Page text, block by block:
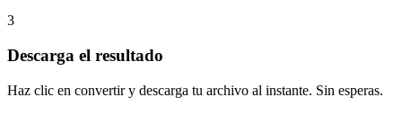
3
Descarga el resultado
Haz clic en convertir y descarga tu archivo al instante. Sin esperas.